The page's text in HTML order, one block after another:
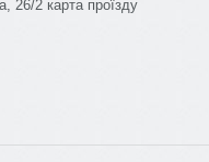
26/2 карта проїзду